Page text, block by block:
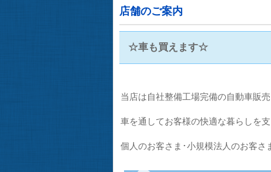
店舗のご案内
☆車も買えます☆
当店は自社整備工場完備の自動車販
車を通してお客様の快適な暮らしを
個人のお客さま･小規模法人のお客さ